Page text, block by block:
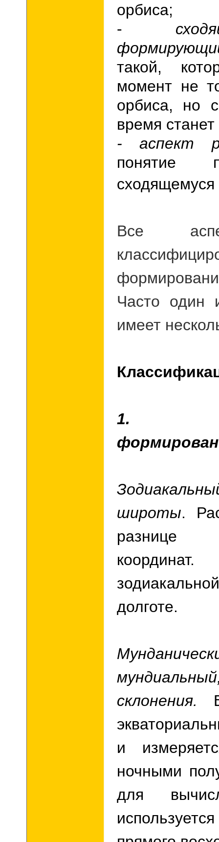
орбиса;
-
такой,
момент не
орбиса, но
время
- аспект
понятие
сходящемуся
Все
Часто один
имеет
1.
широты.
разнице
долготе.
склонения.
и
ночными
для